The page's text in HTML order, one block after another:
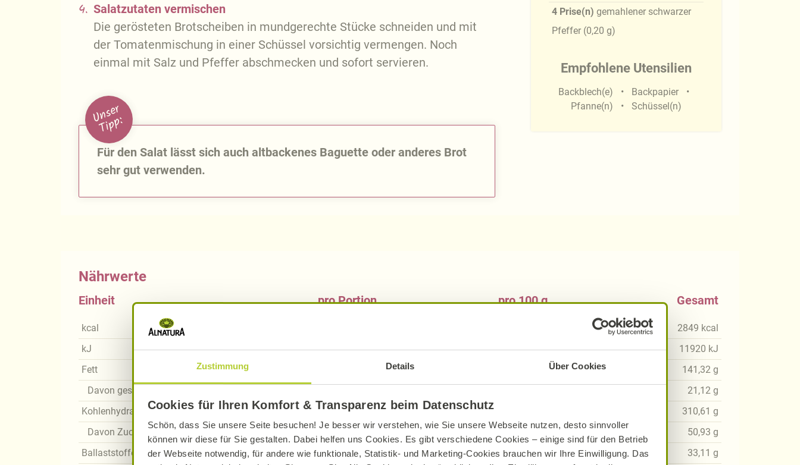
Zustimmung Details Über Cookies
Cookies für Ihren Komfort & Transparenz beim Datenschutz
Schön, dass Sie unsere Seite besuchen! Je besser wir verstehen, wie Sie unsere Webseite nutzen, desto sinnvoller
können wir diese für Sie gestalten. Dabei helfen uns Cookies. Es gibt verschiedene Cookies – einige sind für den Betrieb
der Webseite notwendig, für andere wie funktionale, Statistik- und Marketing-Cookies brauchen wir Ihre Einwilligung. Das
4. Salatzutaten vermischen
Die gerösteten Brotscheiben in mundgerechte Stücke schneiden und mit
der Tomatenmischung in einer Schüssel vorsichtig vermengen. Noch
einmal mit Salz und Pfeffer abschmecken und sofort servieren.
U
n
s
e
r
T
i
p
p
:
Für den Salat lässt sich auch altbackenes Baguette oder anderes Brot
sehr gut verwenden.
4 Prise(n) gemahlener schwarzer
Pfeffer (0,20 g)
Empfohlene Utensilien
Backblech(e)
Backpapier
Pfanne(n)
Schüssel(n)
Nährwerte
Einheit
kcal
kJ
Fett
Davon gesättigte Fettsäuren
Kohlenhydrate
Davon Zucker
Ballaststoffe
pro Portion
2980kJ
77,65g
8,28g
pro 100 g
721kJ
2 g
Gesamt
2849 kcal
11920 kJ
141,32 g
21,12 g
310,61 g
50,93 g
33,11 g